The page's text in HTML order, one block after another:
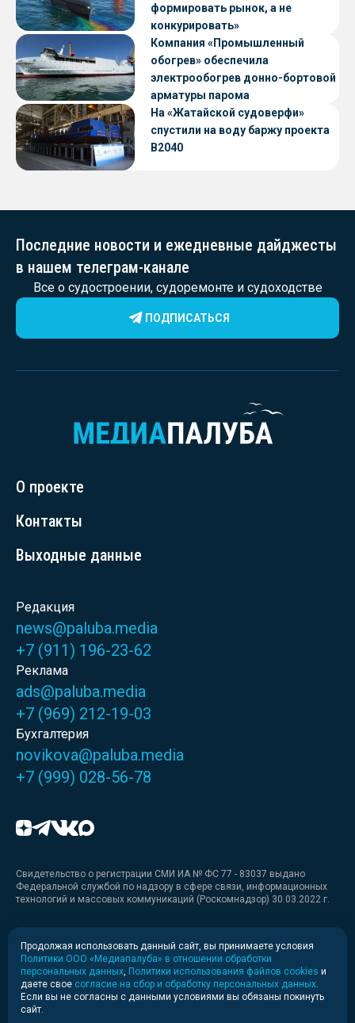
формировать рынок, а не
конкурировать»
Компания «Промышленный
обогрев» обеспечила
электрообогрев донно-бортовой
арматуры парома
«Петропавловск» проекта CNF22
На «Жатайской судоверфи»
спустили на воду баржу проекта
В2040
Последние новости и ежедневные дайджесты
в нашем телеграм-канале
Все о судостроении, судоремонте и судоходстве
ПОДПИСАТЬСЯ
О проекте
Контакты
Выходные данные
Редакция
news@paluba.media
+7 (911) 196-23-62
Реклама
ads@paluba.media
+7 (969) 212-19-03
Бухгалтерия
novikova@paluba.media
+7 (999) 028-56-78
Свидетельство о регистрации СМИ ИА № ФС 77 - 83037 выдано
Федеральной службой по надзору в сфере связи, информационных
технологий и массовых коммуникаций (Роскомнадзор) 30.03.2022 г.
Медиакит
Медиакит для печати
Политика конфиденциальности
Продолжая использовать данный сайт, вы принимаете условия
Политики ООО «Медиапалуба» в отношении обработки
персональных данных Политики использования файлов cookies и
даете свое согласие на сбор и обработку персональных данных
Если вы не согласны с данными условиями вы обязаны покинуть
сайт.